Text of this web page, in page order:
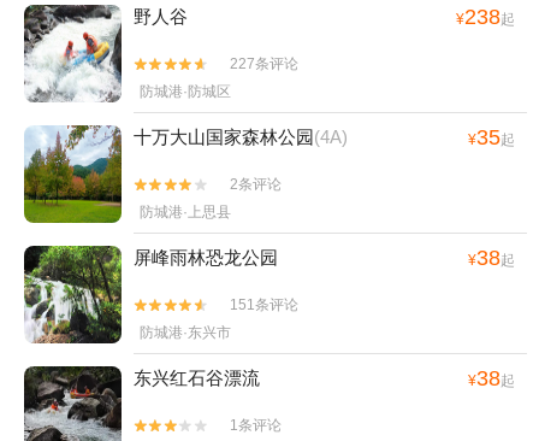
野人谷 ¥238起


227条评论
防城港·防城区
十万大山国家森林公园(4A) ¥35起


2条评论
防城港·上思县
屏峰雨林恐龙公园 ¥38起


151条评论
防城港·东兴市
东兴红石谷漂流 ¥38起

 1条评论